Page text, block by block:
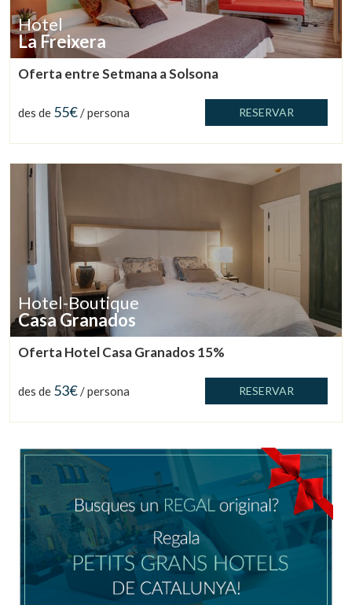
Gestionar la meva reserva
Verificar localitzador
Hotel
La Freixera
Oferta entre Setmana a Solsona
des de 55€/ persona RESERVAR
Hotel-Boutique
Casa Granados
Oferta Hotel Casa Granados 15%
des de 53€/ persona RESERVAR